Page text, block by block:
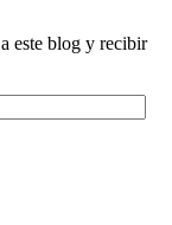
este blog y recibir